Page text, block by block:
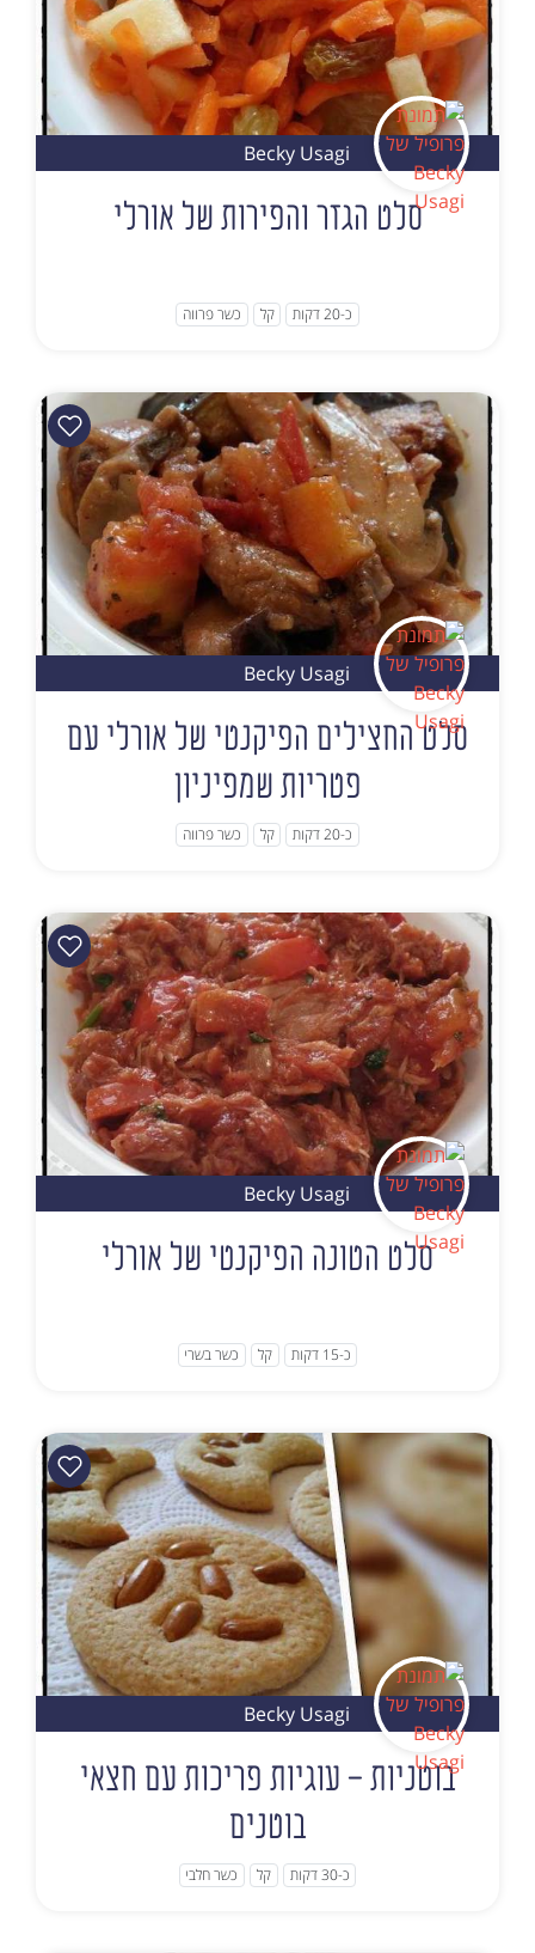
Becky Usagi
סלט הגזר והפירות של אורלי
כ-20 דקות קל כשר פרווה
Becky Usagi
סלט החצילים הפיקנטי של אורלי עם
פטריות שמפיניון
כ-20 דקות קל כשר פרווה
Becky Usagi
סלט הטונה הפיקנטי של אורלי
כ-15 דקות קל כשר בשרי
Becky Usagi
בוטניות - עוגיות פריכות עם חצאי
בוטנים
כ-30 דקות קל כשר חלבי